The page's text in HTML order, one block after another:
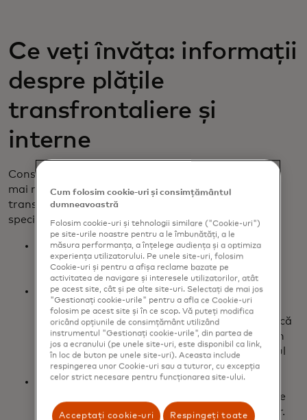
Ce veți învăța: informații
despre plățile
transfrontaliere și
interne
Consumatorii se așteaptă și se bazează din ce în ce
mai mult pe modalități rapide, sigure și fiabile de a
transfera bani în interiorul și în afara granițelor, în
special în climatul economic actual.
Tot mai mulți consumatori caută securitate
economică, ceea ce alimentează migrația
lucrătorilor și planurile acestora de relocare.
Frauda rămâne o preocupare majoră pentru
consumatori atunci când efectuează plăți
transfrontaliere, deoarece 4 din 10 consideră că
sunt mai predispuși să fie victime ale fraudei în
cadrul unei plăți transfrontaliere decât în cazul
unei plăți interne.
Plățile transfrontaliere întârziate sau
neefectuate au un impact negativ imediat și pe
termen lung asupra bunăstării consumatorilor.
Cum folosim cookie-uri și consimțământul
dumneavoastră
Folosim cookie-uri și tehnologii similare ("Cookie-uri")
pe site-urile noastre pentru a le îmbunătăți, a le
măsura performanța, a înțelege audiența și a optimiza
experiența utilizatorului. Pe unele site-uri, folosim
Cookie-uri și pentru a afișa reclame bazate pe
activitatea de navigare și interesele utilizatorilor, atât
pe acest site, cât și pe alte site-uri. Selectați de mai jos
"Gestionați cookie-urile" pentru a afla ce Cookie-uri
folosim pe acest site și în ce scop. Vă puteți modifica
oricând opțiunile de consimțământ utilizând
instrumentul "Gestionați cookie-urile", din partea de
jos a ecranului (pe unele site-uri, este disponibil ca link,
în loc de buton pe unele site-uri). Aceasta include
respingerea unor Cookie-uri sau a tuturor, cu excepția
celor strict necesare pentru funcționarea site-ului.
Acceptați cookie-uri Respingeți toate